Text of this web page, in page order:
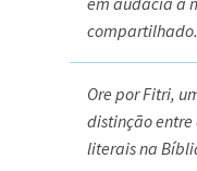
compartilhado.
Ore por Fitri,
distinção
literais na